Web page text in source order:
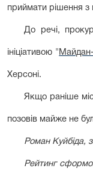
приймати рішення
До речі,
ініціативою "
Херсоні.
Якщо раніше
позовів майже не
Роман Куйбіда,
Рейтинг